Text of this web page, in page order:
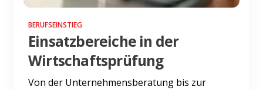
BERUFSEINSTIEG
Einsatzbereiche in der
Wirtschaftsprüfung
Von der Unternehmensberatung bis zur